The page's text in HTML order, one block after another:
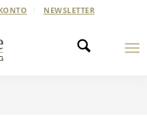
NEWSLETTER